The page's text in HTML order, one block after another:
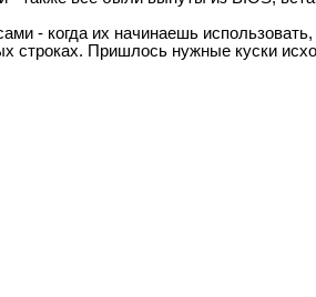
также все были вынуты из BIOS,
- когда их начинаешь
строках. Пришлось нужные куски